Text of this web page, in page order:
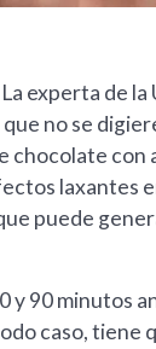
experta de la
no se
chocolate
laxantes
puede
y 90 minutos
caso, tiene